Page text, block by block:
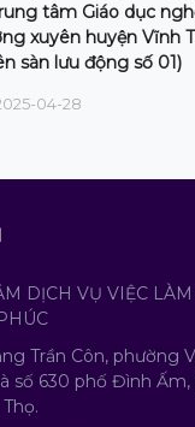
tâm Giáo dục
xuyên huyện Vĩnh
sàn lưu động số 01)
04-28
DỊCH VỤ VIỆC
Trần Côn, phường
số 630 phố Đình